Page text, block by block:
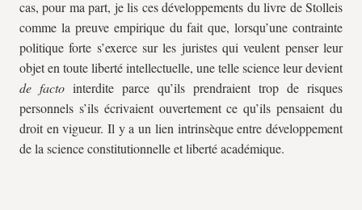
cas, pour ma part, je lis ces développements du livre de Stolleis
comme la preuve empirique du fait que, lorsqu’une contrainte
politique forte s’exerce sur les juristes qui veulent penser leur
objet en toute liberté intellectuelle, une telle science leur devient
de facto interdite parce qu’ils prendraient trop de risques
personnels s’ils écrivaient ouvertement ce qu’ils pensaient du
droit en vigueur. Il y a un lien intrinsèque entre développement
de la science constitutionnelle et liberté académique.